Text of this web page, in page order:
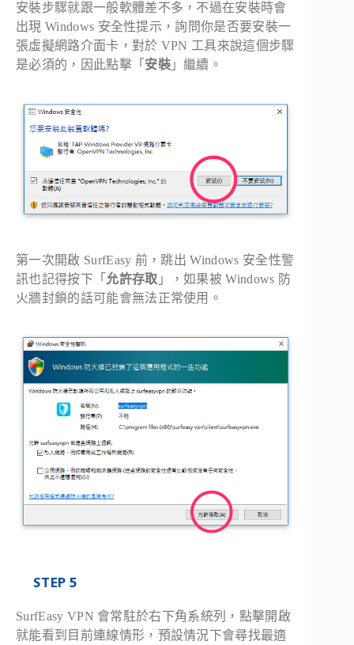
安裝步驟就跟一般軟體差不多，不過在安裝時會
出現 Windows 安全性提示，詢問你是否要安裝一
張虛擬網路介面卡，對於 VPN 工具來說這個步驟
是必須的，因此點擊「 安裝」繼續。
第一次開啟 SurfEasy 前，跳出 Windows 安全性警
訊也記得按下「 允許存取 」，如果被 Windows 防
火牆封鎖的話可能會無法正常使用。
STEP 5
SurfEasy VPN 會常駐於右下角系統列，點擊開啟
就能看到目前連線情形，預設情況下會尋找最適